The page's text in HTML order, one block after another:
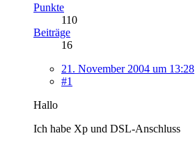
Punkte
110
Beiträge
16
21. November 2004 um 13:28
#1
Hallo
Ich habe Xp und DSL-Anschluss